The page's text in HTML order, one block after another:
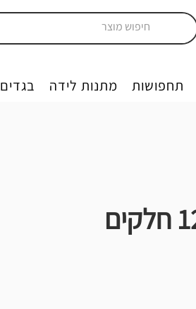
תחפושות מתנות לידה בגדים
פאזל 12 חלקים